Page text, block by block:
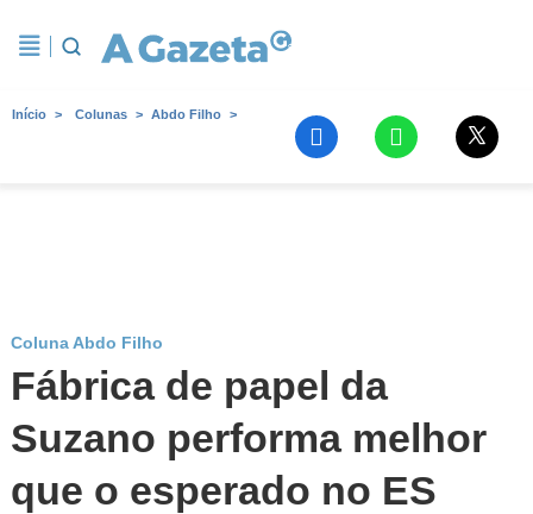
Início Colunas Abdo Filho
Coluna Abdo Filho
Fábrica de papel da
Suzano performa melhor
que o esperado no ES